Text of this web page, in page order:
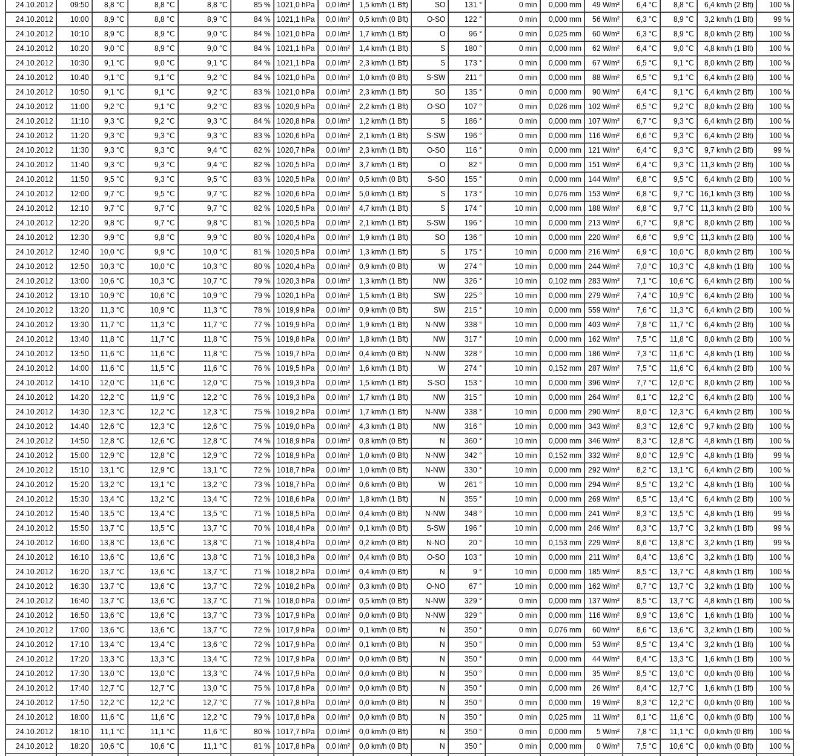
24.10.2012
09:50 8,8 °C 8,8 °C 8,8 °C 85 % 1021,0 hPa 0,0 l/m² 1,5 km/h (1 Bft) SO 131 ° 0 min 0,000 mm 49 W/m² 6,4 °C 8,8 °C 6,4 km/h (2 Bft)
100 %
24.10.2012
10:00 8,9 °C 8,8 °C 8,9 °C 84 % 1021,1 hPa 0,0 l/m² 0,5 km/h (0 Bft) O-SO 122 ° 0 min 0,000 mm 56 W/m² 6,3 °C 8,9 °C 3,2 km/h (1 Bft)
99 %
24.10.2012
10:10 8,9 °C 8,9 °C 9,0 °C 84 % 1021,0 hPa 0,0 l/m² 1,7 km/h (1 Bft) O 96 ° 0 min 0,025 mm 60 W/m² 6,3 °C 8,9 °C 8,0 km/h (2 Bft)
100 %
24.10.2012
10:20 9,0 °C 8,9 °C 9,0 °C 84 % 1021,1 hPa 0,0 l/m² 1,4 km/h (1 Bft) S 180 ° 0 min 0,000 mm 62 W/m² 6,4 °C 9,0 °C 4,8 km/h (1 Bft)
100 %
24.10.2012
10:30 9,1 °C 9,0 °C 9,1 °C 84 % 1021,1 hPa 0,0 l/m² 2,3 km/h (1 Bft) S 173 ° 0 min 0,000 mm 67 W/m² 6,5 °C 9,1 °C 8,0 km/h (2 Bft)
100 %
24.10.2012
10:40 9,1 °C 9,1 °C 9,2 °C 84 % 1021,0 hPa 0,0 l/m² 1,0 km/h (0 Bft) S-SW 211 ° 0 min 0,000 mm 88 W/m² 6,5 °C 9,1 °C 6,4 km/h (2 Bft)
100 %
24.10.2012
10:50 9,1 °C 9,1 °C 9,2 °C 83 % 1021,0 hPa 0,0 l/m² 2,3 km/h (1 Bft) SO 135 ° 0 min 0,000 mm 90 W/m² 6,4 °C 9,1 °C 6,4 km/h (2 Bft)
100 %
24.10.2012
11:00 9,2 °C 9,1 °C 9,2 °C 83 % 1020,9 hPa 0,0 l/m² 2,2 km/h (1 Bft) O-SO 107 ° 0 min 0,026 mm 102 W/m² 6,5 °C 9,2 °C 8,0 km/h (2 Bft)
100 %
24.10.2012
11:10 9,3 °C 9,2 °C 9,3 °C 84 % 1020,8 hPa 0,0 l/m² 1,2 km/h (1 Bft) S 186 ° 0 min 0,000 mm 107 W/m² 6,7 °C 9,3 °C 6,4 km/h (2 Bft)
100 %
24.10.2012
11:20 9,3 °C 9,3 °C 9,3 °C 83 % 1020,6 hPa 0,0 l/m² 2,1 km/h (1 Bft) S-SW 196 ° 0 min 0,000 mm 116 W/m² 6,6 °C 9,3 °C 6,4 km/h (2 Bft)
100 %
24.10.2012
11:30 9,3 °C 9,3 °C 9,4 °C 82 % 1020,7 hPa 0,0 l/m² 2,3 km/h (1 Bft) O-SO 116 ° 0 min 0,000 mm 121 W/m² 6,4 °C 9,3 °C 9,7 km/h (2 Bft)
99 %
24.10.2012
11:40 9,3 °C 9,3 °C 9,4 °C 82 % 1020,5 hPa 0,0 l/m² 3,7 km/h (1 Bft) O 82 ° 0 min 0,000 mm 151 W/m² 6,4 °C 9,3 °C 11,3 km/h (2 Bft)
100 %
24.10.2012
11:50 9,5 °C 9,3 °C 9,5 °C 83 % 1020,5 hPa 0,0 l/m² 0,5 km/h (0 Bft) S-SO 155 ° 0 min 0,000 mm 144 W/m² 6,8 °C 9,5 °C 6,4 km/h (2 Bft)
100 %
24.10.2012
12:00 9,7 °C 9,5 °C 9,7 °C 82 % 1020,6 hPa 0,0 l/m² 5,0 km/h (1 Bft) S 173 ° 10 min 0,076 mm 153 W/m² 6,8 °C 9,7 °C 16,1 km/h (3 Bft)
100 %
24.10.2012
12:10 9,7 °C 9,7 °C 9,7 °C 82 % 1020,5 hPa 0,0 l/m² 4,7 km/h (1 Bft) S 174 ° 10 min 0,000 mm 188 W/m² 6,8 °C 9,7 °C 11,3 km/h (2 Bft)
100 %
24.10.2012
12:20 9,8 °C 9,7 °C 9,8 °C 81 % 1020,5 hPa 0,0 l/m² 2,1 km/h (1 Bft) S-SW 196 ° 10 min 0,000 mm 213 W/m² 6,7 °C 9,8 °C 8,0 km/h (2 Bft)
100 %
24.10.2012
12:30 9,9 °C 9,8 °C 9,9 °C 80 % 1020,4 hPa 0,0 l/m² 1,9 km/h (1 Bft) SO 136 ° 10 min 0,000 mm 220 W/m² 6,6 °C 9,9 °C 11,3 km/h (2 Bft)
100 %
24.10.2012
12:40 10,0 °C 9,9 °C 10,0 °C 81 % 1020,5 hPa 0,0 l/m² 1,3 km/h (1 Bft) S 175 ° 10 min 0,000 mm 216 W/m² 6,9 °C 10,0 °C 8,0 km/h (2 Bft)
100 %
24.10.2012
12:50 10,3 °C 10,0 °C 10,3 °C 80 % 1020,4 hPa 0,0 l/m² 0,9 km/h (0 Bft) W 274 ° 10 min 0,000 mm 244 W/m² 7,0 °C 10,3 °C 4,8 km/h (1 Bft)
100 %
24.10.2012
13:00 10,6 °C 10,3 °C 10,7 °C 79 % 1020,3 hPa 0,0 l/m² 1,3 km/h (1 Bft) NW 326 ° 10 min 0,102 mm 283 W/m² 7,1 °C 10,6 °C 6,4 km/h (2 Bft)
100 %
24.10.2012
13:10 10,9 °C 10,6 °C 10,9 °C 79 % 1020,1 hPa 0,0 l/m² 1,5 km/h (1 Bft) SW 225 ° 10 min 0,000 mm 279 W/m² 7,4 °C 10,9 °C 6,4 km/h (2 Bft)
100 %
24.10.2012
13:20 11,3 °C 10,9 °C 11,3 °C 78 % 1019,9 hPa 0,0 l/m² 0,9 km/h (0 Bft) SW 215 ° 10 min 0,000 mm 559 W/m² 7,6 °C 11,3 °C 6,4 km/h (2 Bft)
100 %
24.10.2012
13:30 11,7 °C 11,3 °C 11,7 °C 77 % 1019,9 hPa 0,0 l/m² 1,9 km/h (1 Bft) N-NW 338 ° 10 min 0,000 mm 403 W/m² 7,8 °C 11,7 °C 6,4 km/h (2 Bft)
100 %
24.10.2012
13:40 11,8 °C 11,7 °C 11,8 °C 75 % 1019,8 hPa 0,0 l/m² 1,8 km/h (1 Bft) NW 317 ° 10 min 0,000 mm 162 W/m² 7,5 °C 11,8 °C 8,0 km/h (2 Bft)
100 %
24.10.2012
13:50 11,6 °C 11,6 °C 11,8 °C 75 % 1019,7 hPa 0,0 l/m² 0,4 km/h (0 Bft) N-NW 328 ° 10 min 0,000 mm 186 W/m² 7,3 °C 11,6 °C 4,8 km/h (1 Bft)
100 %
24.10.2012
14:00 11,6 °C 11,5 °C 11,6 °C 76 % 1019,5 hPa 0,0 l/m² 1,6 km/h (1 Bft) W 274 ° 10 min 0,152 mm 287 W/m² 7,5 °C 11,6 °C 6,4 km/h (2 Bft)
100 %
24.10.2012
14:10 12,0 °C 11,6 °C 12,0 °C 75 % 1019,3 hPa 0,0 l/m² 1,5 km/h (1 Bft) S-SO 153 ° 10 min 0,000 mm 396 W/m² 7,7 °C 12,0 °C 8,0 km/h (2 Bft)
100 %
24.10.2012
14:20 12,2 °C 11,9 °C 12,2 °C 76 % 1019,3 hPa 0,0 l/m² 1,7 km/h (1 Bft) NW 315 ° 10 min 0,000 mm 264 W/m² 8,1 °C 12,2 °C 6,4 km/h (2 Bft)
100 %
24.10.2012
14:30 12,3 °C 12,2 °C 12,3 °C 75 % 1019,2 hPa 0,0 l/m² 1,7 km/h (1 Bft) N-NW 338 ° 10 min 0,000 mm 290 W/m² 8,0 °C 12,3 °C 6,4 km/h (2 Bft)
100 %
24.10.2012
14:40 12,6 °C 12,3 °C 12,6 °C 75 % 1019,0 hPa 0,0 l/m² 4,3 km/h (1 Bft) NW 316 ° 10 min 0,000 mm 343 W/m² 8,3 °C 12,6 °C 9,7 km/h (2 Bft)
100 %
24.10.2012
14:50 12,8 °C 12,6 °C 12,8 °C 74 % 1018,9 hPa 0,0 l/m² 0,8 km/h (0 Bft) N 360 ° 10 min 0,000 mm 346 W/m² 8,3 °C 12,8 °C 4,8 km/h (1 Bft)
100 %
24.10.2012
15:00 12,9 °C 12,8 °C 12,9 °C 72 % 1018,9 hPa 0,0 l/m² 1,0 km/h (0 Bft) N-NW 342 ° 10 min 0,152 mm 332 W/m² 8,0 °C 12,9 °C 4,8 km/h (1 Bft)
99 %
24.10.2012
15:10 13,1 °C 12,9 °C 13,1 °C 72 % 1018,7 hPa 0,0 l/m² 1,0 km/h (0 Bft) N-NW 330 ° 10 min 0,000 mm 292 W/m² 8,2 °C 13,1 °C 6,4 km/h (2 Bft)
100 %
24.10.2012
15:20 13,2 °C 13,1 °C 13,2 °C 73 % 1018,7 hPa 0,0 l/m² 0,6 km/h (0 Bft) W 261 ° 10 min 0,000 mm 294 W/m² 8,5 °C 13,2 °C 4,8 km/h (1 Bft)
100 %
24.10.2012
15:30 13,4 °C 13,2 °C 13,4 °C 72 % 1018,6 hPa 0,0 l/m² 1,8 km/h (1 Bft) N 355 ° 10 min 0,000 mm 269 W/m² 8,5 °C 13,4 °C 6,4 km/h (2 Bft)
100 %
24.10.2012
15:40 13,5 °C 13,4 °C 13,5 °C 71 % 1018,5 hPa 0,0 l/m² 0,4 km/h (0 Bft) N-NW 348 ° 10 min 0,000 mm 241 W/m² 8,3 °C 13,5 °C 4,8 km/h (1 Bft)
99 %
24.10.2012
15:50 13,7 °C 13,5 °C 13,7 °C 70 % 1018,4 hPa 0,0 l/m² 0,1 km/h (0 Bft) S-SW 196 ° 10 min 0,000 mm 246 W/m² 8,3 °C 13,7 °C 3,2 km/h (1 Bft)
99 %
24.10.2012
16:00 13,8 °C 13,6 °C 13,8 °C 71 % 1018,4 hPa 0,0 l/m² 0,2 km/h (0 Bft) N-NO 20 ° 10 min 0,153 mm 229 W/m² 8,6 °C 13,8 °C 3,2 km/h (1 Bft)
99 %
24.10.2012
16:10 13,6 °C 13,6 °C 13,8 °C 71 % 1018,3 hPa 0,0 l/m² 0,4 km/h (0 Bft) O-SO 103 ° 10 min 0,000 mm 211 W/m² 8,4 °C 13,6 °C 3,2 km/h (1 Bft)
100 %
24.10.2012
16:20 13,7 °C 13,6 °C 13,7 °C 71 % 1018,2 hPa 0,0 l/m² 0,4 km/h (0 Bft) N 9 ° 10 min 0,000 mm 185 W/m² 8,5 °C 13,7 °C 4,8 km/h (1 Bft)
100 %
24.10.2012
16:30 13,7 °C 13,6 °C 13,7 °C 72 % 1018,2 hPa 0,0 l/m² 0,3 km/h (0 Bft) O-NO 67 ° 10 min 0,000 mm 162 W/m² 8,7 °C 13,7 °C 3,2 km/h (1 Bft)
100 %
24.10.2012
16:40 13,7 °C 13,6 °C 13,7 °C 71 % 1018,0 hPa 0,0 l/m² 0,5 km/h (0 Bft) N-NW 329 ° 0 min 0,000 mm 137 W/m² 8,5 °C 13,7 °C 4,8 km/h (1 Bft)
100 %
24.10.2012
16:50 13,6 °C 13,6 °C 13,7 °C 73 % 1017,9 hPa 0,0 l/m² 0,0 km/h (0 Bft) N-NW 329 ° 0 min 0,000 mm 116 W/m² 8,9 °C 13,6 °C 1,6 km/h (1 Bft)
100 %
24.10.2012
17:00 13,6 °C 13,6 °C 13,7 °C 72 % 1017,9 hPa 0,0 l/m² 0,1 km/h (0 Bft) N 350 ° 0 min 0,076 mm 60 W/m² 8,6 °C 13,6 °C 3,2 km/h (1 Bft)
100 %
24.10.2012
17:10 13,4 °C 13,4 °C 13,6 °C 72 % 1017,9 hPa 0,0 l/m² 0,1 km/h (0 Bft) N 350 ° 0 min 0,000 mm 53 W/m² 8,5 °C 13,4 °C 3,2 km/h (1 Bft)
100 %
24.10.2012
17:20 13,3 °C 13,3 °C 13,4 °C 72 % 1017,9 hPa 0,0 l/m² 0,0 km/h (0 Bft) N 350 ° 0 min 0,000 mm 44 W/m² 8,4 °C 13,3 °C 1,6 km/h (1 Bft)
100 %
24.10.2012
17:30 13,0 °C 13,0 °C 13,3 °C 74 % 1017,9 hPa 0,0 l/m² 0,0 km/h (0 Bft) N 350 ° 0 min 0,000 mm 35 W/m² 8,5 °C 13,0 °C 0,0 km/h (0 Bft)
100 %
24.10.2012
17:40 12,7 °C 12,7 °C 13,0 °C 75 % 1017,8 hPa 0,0 l/m² 0,0 km/h (0 Bft) N 350 ° 0 min 0,000 mm 26 W/m² 8,4 °C 12,7 °C 1,6 km/h (1 Bft)
100 %
24.10.2012
17:50 12,2 °C 12,2 °C 12,7 °C 77 % 1017,8 hPa 0,0 l/m² 0,0 km/h (0 Bft) N 350 ° 0 min 0,000 mm 19 W/m² 8,3 °C 12,2 °C 0,0 km/h (0 Bft)
100 %
24.10.2012
18:00 11,6 °C 11,6 °C 12,2 °C 79 % 1017,8 hPa 0,0 l/m² 0,0 km/h (0 Bft) N 350 ° 0 min 0,025 mm 11 W/m² 8,1 °C 11,6 °C 0,0 km/h (0 Bft)
100 %
24.10.2012
18:10 11,1 °C 11,1 °C 11,6 °C 80 % 1017,7 hPa 0,0 l/m² 0,0 km/h (0 Bft) N 350 ° 0 min 0,000 mm 5 W/m² 7,8 °C 11,1 °C 0,0 km/h (0 Bft)
100 %
24.10.2012
18:20 10,6 °C 10,6 °C 11,1 °C 81 % 1017,8 hPa 0,0 l/m² 0,0 km/h (0 Bft) N 350 ° 0 min 0,000 mm 0 W/m² 7,5 °C 10,6 °C 0,0 km/h (0 Bft)
100 %